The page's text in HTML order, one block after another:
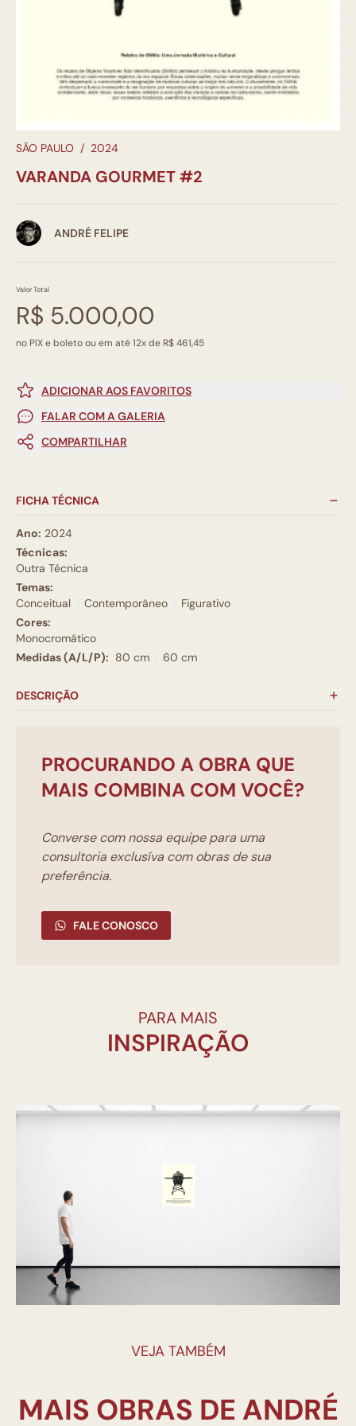
SÃO PAULO / 2024
VARANDA GOURMET #2
ANDRÉ FELIPE
Valor Total
R$ 5.000,00
no PIX e boleto ou em até 12x de R$ 461,45
ADICIONAR AOS FAVORITOS
FALAR COM A GALERIA
COMPARTILHAR
FICHA TÉCNICA
Ano: 2024
Técnicas:
Outra Técnica
Temas:
Conceitual
Contemporâneo
Figurativo
Cores:
Monocromático
Medidas (A/L/P): 80 cm 60 cm
DESCRIÇÃO
PROCURANDO A OBRA QUE
MAIS COMBINA COM VOCÊ?
Converse com nossa equipe para uma
consultoria exclusíva com obras de sua
preferência.
FALE CONOSCO
PARA MAIS
INSPIRAÇÃO
VEJA TAMBÉM
MAIS OBRAS DE ANDRÉ